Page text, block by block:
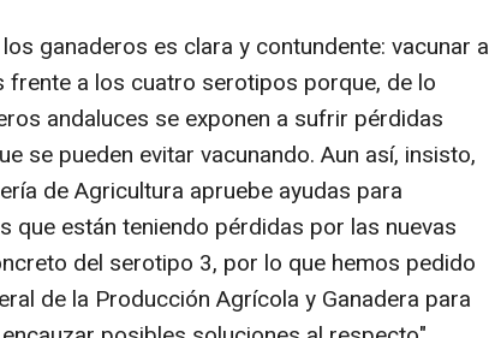
ganaderos es clara y contundente: vacunar a
a los cuatro serotipos porque, de lo
andaluces se exponen a sufrir pérdidas
se pueden evitar vacunando. Aun así, insisto,
de Agricultura apruebe ayudas para
que están teniendo pérdidas por las nuevas
del serotipo 3, por lo que hemos pedido
de la Producción Agrícola y Ganadera para